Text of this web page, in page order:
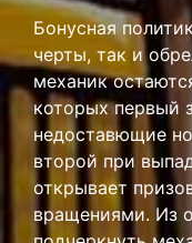
Бонусная
черты, так и
механик
которых первый
недоставющие
второй при
открывает
вращениями. Из